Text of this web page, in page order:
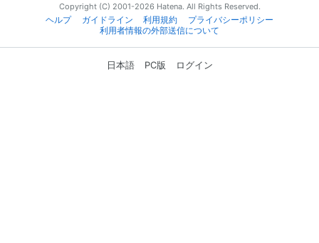
Copyright (C) 2001-2026 Hatena. All Rights Reserved.
ヘルプ
ガイドライン 利用規約
プライバシーポリシー
利用者情報の外部送信について
日本語 PC版 ログイン